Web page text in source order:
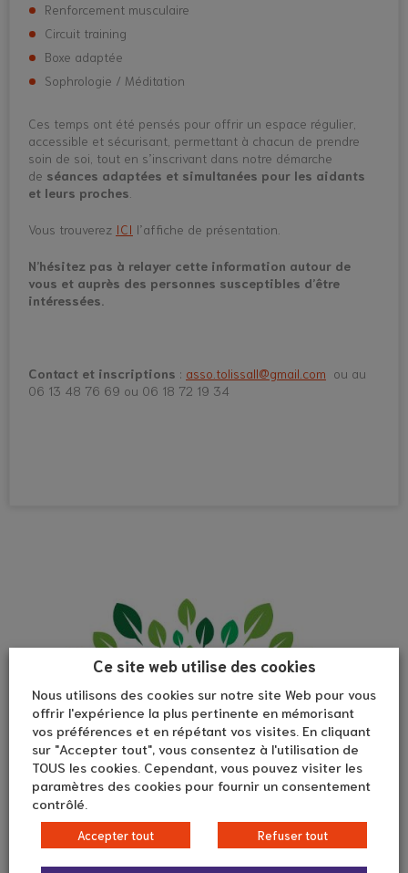
Renforcement musculaire
Circuit training
Boxe adaptée
Sophrologie / Méditation
Ces temps ont été pensés pour offrir un espace régulier,
accessible et sécurisant, permettant à chacun de prendre
soin de soi, tout en s’inscrivant dans notre démarche
de séances adaptées et simultanées pour les aidants
et leurs proches
Vous trouverez ICI l’affiche de présentation.
N’hésitez pas à relayer cette information autour de
vous et auprès des personnes susceptibles d’être
intéressées.
Contact et inscriptions : asso.tolissall@gmail.com ou au
06 13 48 76 69 ou 06 18 72 19 34
Ce site web utilise des cookies
Nous utilisons des cookies sur notre site Web pour vous
offrir l'expérience la plus pertinente en mémorisant
vos préférences et en répétant vos visites. En cliquant
sur "Accepter tout", vous consentez à l'utilisation de
TOUS les cookies. Cependant, vous pouvez visiter les
paramètres des cookies pour fournir un consentement
contrôlé.
Accepter tout Refuser tout